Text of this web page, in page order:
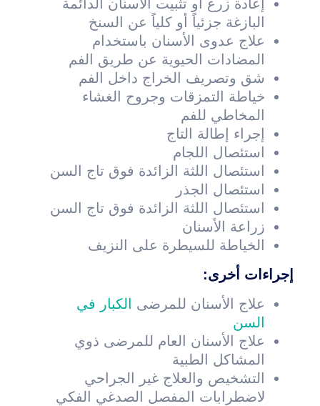
إعادة زرع أو تثبيت الأسنان الدائمة
البازغة جزئياً أو كلياً عن السنخ
علاج عدوى الأسنان باستخدام
المضادات الحيوية عن طريق الفم
شق وتصريف الخراج داخل الفم
خياطة التمزقات وجروح الغشاء
المخاطي للفم
إجراء إطالة التاج
استئصال اللجام
استئصال اللثة الزائدة فوق تاج السن
استئصال الجذر
استئصال اللثة الزائدة فوق تاج السن
زراعة الأسنان
الخياطة للسيطرة على النزيف
إجراءات أخرى:
علاج الأسنان للمرضى
الكبار في
السن
علاج الأسنان العام للمرضى ذوي
المشاكل الطبية
التشخيص والعلاج غير الجراحي
لاضطرابات المفصل الصدغي الفكي